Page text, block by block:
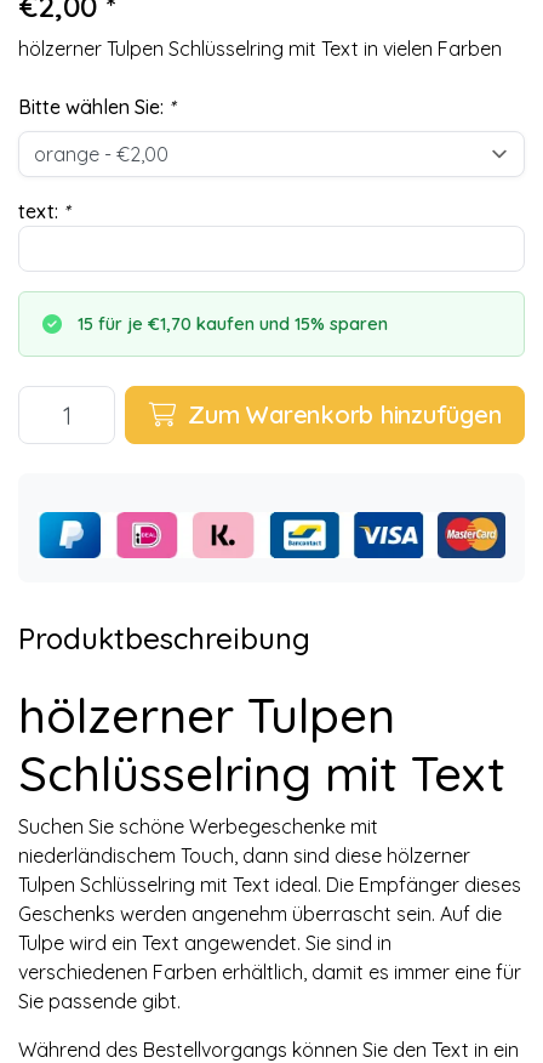
hölzerner Tulpen Schlüsselring mit Text in vielen Farben
Bitte wählen Sie: *
text: *
15 für je €1,70 kaufen und 15% sparen
Zum Warenkorb hinzufügen
Produktbeschreibung
hölzerner Tulpen
Schlüsselring mit Text
Suchen Sie schöne Werbegeschenke mit
niederländischem Touch, dann sind diese hölzerner
Tulpen Schlüsselring mit Text ideal. Die Empfänger dieses
Geschenks werden angenehm überrascht sein. Auf die
Tulpe wird ein Text angewendet. Sie sind in
verschiedenen Farben erhältlich, damit es immer eine für
Sie passende gibt.
Während des Bestellvorgangs können Sie den Text in ein